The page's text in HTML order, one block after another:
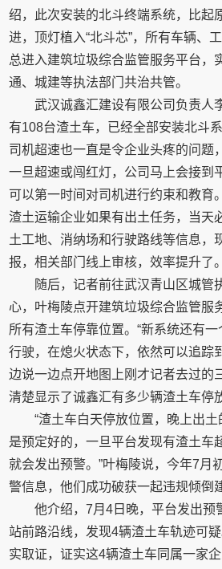
绍，此次安装的北斗终端系统，比起
进，顶灯植入“北斗芯”，所有车辆、
总进入建筑垃圾综合监管服务平台，
通、城建等执法部门共治共管。
武汉诚鑫汇建设有限公司负责人
有108台渣土车，已经全部安装北斗
司机超速也一直是令企业头疼的问题
一旦超速或闯红灯，公司马上会接到
可以第一时间对司机进行约束和教育
渣土运输企业如果有出土任务，当天
土工地、消纳场和行驶路线等信息，
报，相关部门线上审核，效率提升了。
随后，记者前往武汉青山区城管
心，叶梅陵点开建筑垃圾综合监管服
所有渣土车停靠位置。“新系统还有
行驶，在熄火状态下，依然可以追踪
边说一边点开地图上刚才记者去过的
清楚显示了诚鑫汇有多少辆渣土车停
“渣土车白天停放位置，晚上出
是预定好的，一旦平台发现有渣土车
就会发出预警。”叶梅陵说，今年7月
警信息，他们成功破获一起违规倾倒
他介绍，7月4日晚，平台发出预
站前路沿线，发现4辆渣土车轨迹可
实取证，证实这4辆渣土车同属一家